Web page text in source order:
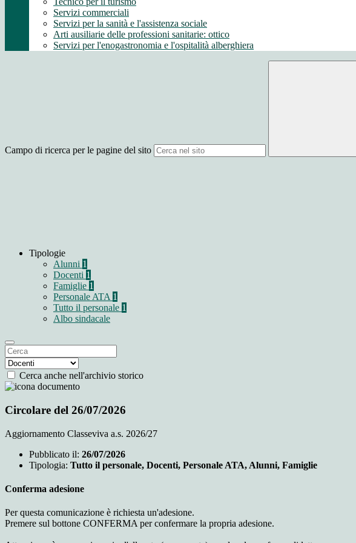
Servizi commerciali
Servizi per la sanità e l'assistenza sociale
Arti ausiliarie delle professioni sanitarie: ottico
Servizi per l'enogastronomia e l'ospitalità alberghiera
Campo di ricerca per le pagine del sito
Tipologie
Alunni 1
Docenti 1
Famiglie 1
Personale ATA 1
Tutto il personale 1
Albo sindacale
Cerca anche nell'archivio storico
Circolare del 26/07/2026
Aggiornamento Classeviva a.s. 2026/27
Pubblicato il: 26/07/2026
Tipologia: Tutto il personale, Docenti, Personale ATA, Alunni, Famiglie
Conferma adesione
Per questa comunicazione è richiesta un'adesione.
Premere sul bottone CONFERMA per confermare la propria adesione.